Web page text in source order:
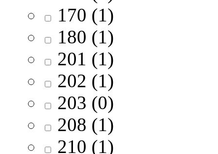
170 (1)
180 (1)
201 (1)
202 (1)
203 (0)
208 (1)
210 (1)